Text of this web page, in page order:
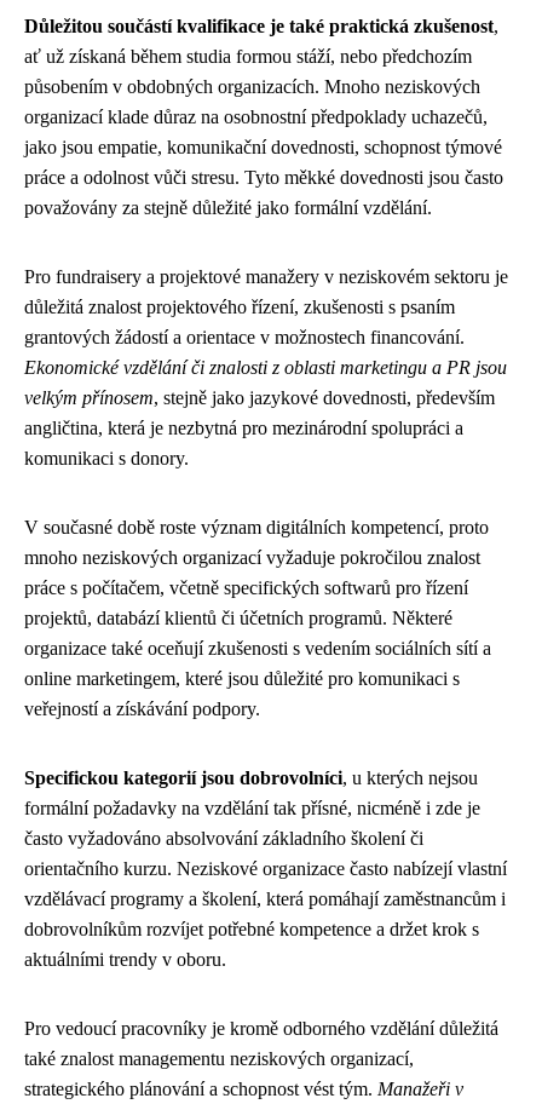
Důležitou součástí kvalifikace je také praktická zkušenost,
ať už získaná během studia formou stáží, nebo předchozím
působením v obdobných organizacích. Mnoho neziskových
organizací klade důraz na osobnostní předpoklady uchazečů,
jako jsou empatie, komunikační dovednosti, schopnost týmové
práce a odolnost vůči stresu. Tyto měkké dovednosti jsou často
považovány za stejně důležité jako formální vzdělání.
Pro fundraisery a projektové manažery v neziskovém sektoru je
důležitá znalost projektového řízení, zkušenosti s psaním
grantových žádostí a orientace v možnostech financování.
Ekonomické vzdělání či znalosti z oblasti marketingu a PR jsou
velkým přínosem, stejně jako jazykové dovednosti, především
angličtina, která je nezbytná pro mezinárodní spolupráci a
komunikaci s donory.
V současné době roste význam digitálních kompetencí, proto
mnoho neziskových organizací vyžaduje pokročilou znalost
práce s počítačem, včetně specifických softwarů pro řízení
projektů, databází klientů či účetních programů. Některé
organizace také oceňují zkušenosti s vedením sociálních sítí a
online marketingem, které jsou důležité pro komunikaci s
veřejností a získávání podpory.
Specifickou kategorií jsou dobrovolníci, u kterých nejsou
formální požadavky na vzdělání tak přísné, nicméně i zde je
často vyžadováno absolvování základního školení či
orientačního kurzu. Neziskové organizace často nabízejí vlastní
vzdělávací programy a školení, která pomáhají zaměstnancům i
dobrovolníkům rozvíjet potřebné kompetence a držet krok s
aktuálními trendy v oboru.
Pro vedoucí pracovníky je kromě odborného vzdělání důležitá
také znalost managementu neziskových organizací,
strategického plánování a schopnost vést tým. Manažeři v